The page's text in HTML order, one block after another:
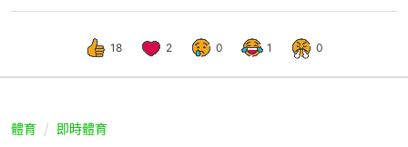
18 2 0 1 0
體育 即時體育